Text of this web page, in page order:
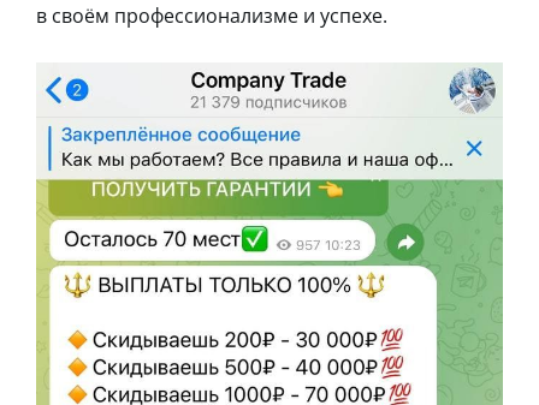
в своём профессионализме и успехе.